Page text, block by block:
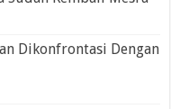
Dikonfrontasi Dengan